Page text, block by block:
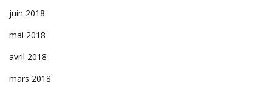
juin 2018
mai 2018
avril 2018
mars 2018